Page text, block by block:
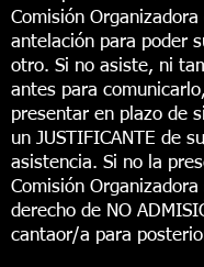
Comisión
antelación para poder
otro. Si no asiste, ni
antes para
presentar en plazo de
un JUSTIFICANTE de
asistencia. Si no la
Comisión Organizadora
derecho de NO
cantaor/a para